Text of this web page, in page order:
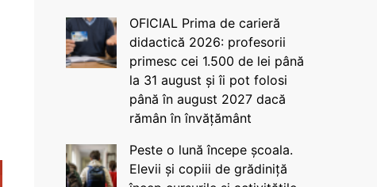
OFICIAL Prima de carieră
didactică 2026: profesorii
primesc cei 1.500 de lei până
la 31 august și îi pot folosi
până în august 2027 dacă
rămân în învățământ
Peste o lună începe școala.
Elevii și copiii de grădiniță